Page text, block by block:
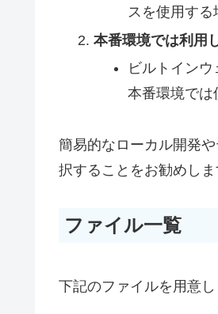
スを使用する
本番環境では利用
ビルトイン
本番環境では
簡易的なローカル開発
択することをお勧めしま
ファイル一覧
下記のファイルを用意